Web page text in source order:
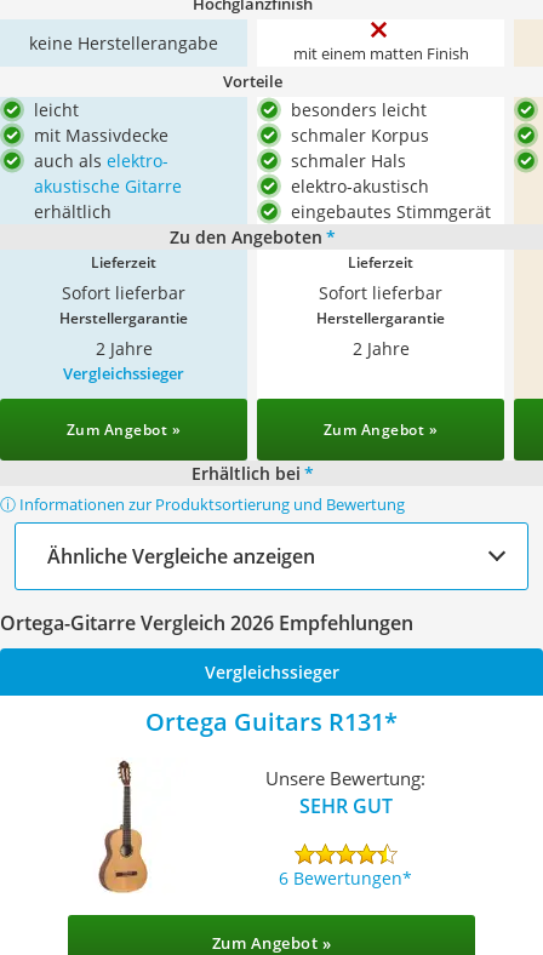
keine Herstellerangabe mit einem matten Finish
Vorteile
leicht
mit Massivdecke
auch als elektro-
akustische Gitarre
erhältlich
besonders leicht
schmaler Korpus
schmaler Hals
elektro-akustisch
eingebautes Stimmgerät
Zu den Angeboten *
Lieferzeit
Sofort lieferbar
Lieferzeit
Sofort lieferbar
Herstellergarantie
2 Jahre
Herstellergarantie
2 Jahre
Vergleichssieger
Zum Angebot » Zum Angebot »
Erhältlich bei *
ⓘ Informationen zur Produktsortierung und Bewertung
Ähnliche Vergleiche anzeigen
Ortega-Gitarre Vergleich 2026 Empfehlungen
Vergleichssieger
Ortega Guitars R131
Unsere Bewertung:
SEHR GUT
6 Bewertungen
Zum Angebot »